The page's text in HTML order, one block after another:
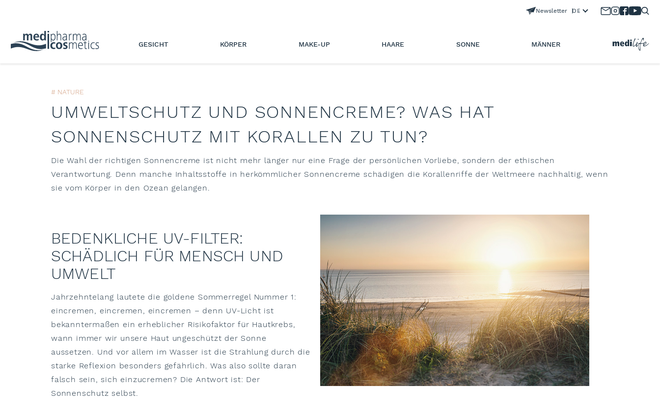
Newsletter DE
GESICHT KÖRPER MAKE-UP HAARE SONNE MÄNNER
# NATURE
UMWELTSCHUTZ UND SONNENCREME? WAS HAT
SONNENSCHUTZ MIT KORALLEN ZU TUN?
Die Wahl der richtigen Sonnencreme ist nicht mehr länger nur eine Frage der persönlichen Vorliebe, sondern der ethischen
Verantwortung. Denn manche Inhaltsstoffe in herkömmlicher Sonnencreme schädigen die Korallenriffe der Weltmeere nachhaltig, wenn
sie vom Körper in den Ozean gelangen.
BEDENKLICHE UV-FILTER:
SCHÄDLICH FÜR MENSCH UND
UMWELT
Jahrzehntelang lautete die goldene Sommerregel Nummer 1:
eincremen, eincremen, eincremen – denn UV-Licht ist
bekanntermaßen ein erheblicher Risikofaktor für Hautkrebs,
wann immer wir unsere Haut ungeschützt der Sonne
aussetzen. Und vor allem im Wasser ist die Strahlung durch die
starke Reflexion besonders gefährlich. Was also sollte daran
falsch sein, sich einzucremen? Die Antwort ist: Der
Sonnenschutz selbst.